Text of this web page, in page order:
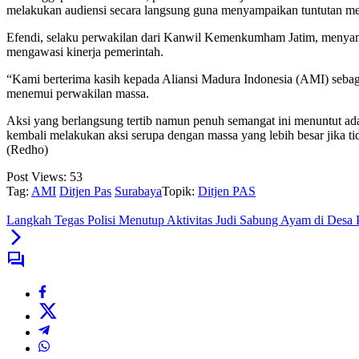
melakukan audiensi secara langsung guna menyampaikan tuntutan
Efendi, selaku perwakilan dari Kanwil Kemenkumham Jatim,
mengawasi kinerja pemerintah.
“Kami berterima kasih kepada Aliansi Madura Indonesia (AMI)
menemui perwakilan massa.
Aksi yang berlangsung tertib namun penuh semangat ini menuntut
kembali melakukan aksi serupa dengan massa yang lebih besar jika
(Redho)
Post Views: 53
Tag: AMI Ditjen Pas SurabayaTopik: Ditjen PAS
Langkah Tegas Polisi Menutup Aktivitas Judi Sabung Ayam di Desa